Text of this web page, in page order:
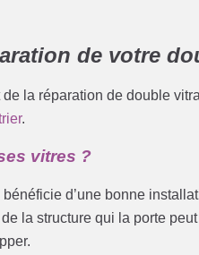
de votre
la réparation de double
.
vitres ?
d’une bonne
la structure qui la porte